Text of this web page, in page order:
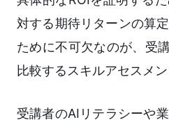
対する期待リターンの算
ために不可欠なのが、受
比較するスキルアセスメン
受講者のAIリテラシーや